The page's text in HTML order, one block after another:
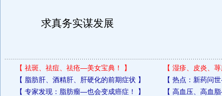
求真务实谋发展
【 祛斑、祛痘、祛疮—美女宝典！ 】 【 湿疹、皮炎、
【 脂肪肝、酒精肝、肝硬化的前期症状 】 【 热点：新药问
【 专家发现：脂肪瘤—也会变成癌症！ 】 【 高血压、高血